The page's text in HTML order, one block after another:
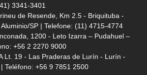
3341-3401
de Resende, Km 2.5 - Briquituba -
SP | Telefone: (11) 4715-4774
1200 - Leto Izarra – Pudahuel –
+56 2 2270 9000
Lt. 19 - Las Praderas de Lurín - Lurín -
Teléfono: +56 9 7851 2500